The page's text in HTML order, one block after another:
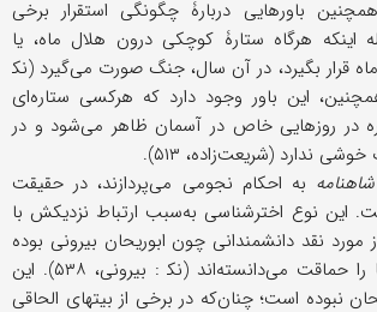
باورهایی دربارۀ چگونگی استقرار برخی
اینکه هرگاه ستارۀ کوچکی درون هلال ماه، یا
ماه قرار بگیرد، در آن سال، جنگ صورت می‌گیرد (نک‍
۶۹۶). همچنین، این باور وجود دارد که هرکسی ستاره‌ای
در روزهایی خاص در آسمان ظاهر می‌شود و در
ندارد (شریعت‌زاده، ۵۱۳).
شاهنامه به احکام نجومی می‌پردازند، در حقیقت
این نوع اخترشناسی به‌سبب ارتباط نزدیکش با
مورد نقد دانشمندانی چون ابوریحان بیرونی بوده
است و حتى کار آنها را حماقت می‌دانسته‌اند (نک‍ : بیرونی، ۵۳۸). این
نبوده است؛ چنان‌که در برخی از بیتهای الحاقی